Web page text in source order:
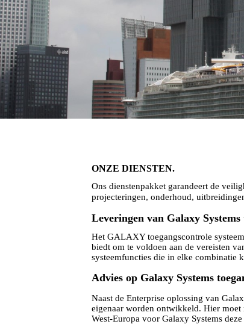
ONZE DIENSTEN.
Ons dienstenpakket garandeert de
projecteringen, onderhoud,
Leveringen van Galaxy Systems
Het GALAXY toegangscontrole
biedt om te voldoen aan de vereisten
systeemfuncties die in elke combinatie
Advies op Galaxy Systems
Naast de Enterprise oplossing van
eigenaar worden ontwikkeld. Hier moet
West-Europa voor Galaxy Systems